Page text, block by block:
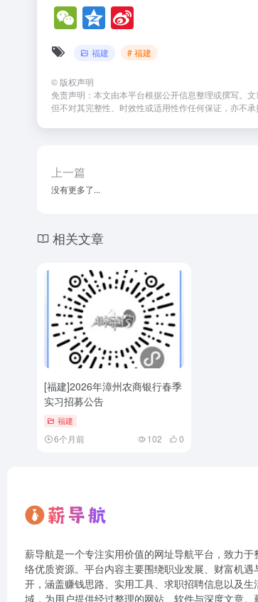
W
e
C
h
at
Q
z
o
n
e
n
a
W
ei
b
福建 # 福建
© 版权声明
免责声明：本文由本平台根据公开信息整理或撰写。
但不对其完整性、时效性或适用性作任何保证，亦不
上一篇
没有更多了...
相关文章
[福建]2026年漳州农商银行春季
实习招募公告
福建
6个月前 102 0
薪导航是一个专注实用价值的网址导航平台，致力于
络优质资源。平台内容主要围绕职业发展、财富机遇
开，涵盖赚钱思路、实用工具、求职招聘信息以及生
域，为用户提供经过整理的网站、软件与深度文章。